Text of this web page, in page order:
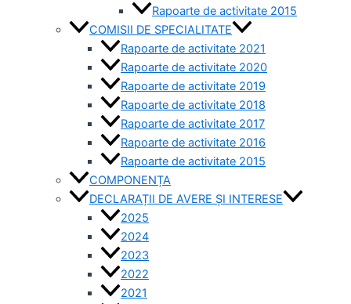
Rapoarte de activitate 2015
COMISII DE SPECIALITATE
Rapoarte de activitate 2021
Rapoarte de activitate 2020
Rapoarte de activitate 2019
Rapoarte de activitate 2018
Rapoarte de activitate 2017
Rapoarte de activitate 2016
Rapoarte de activitate 2015
COMPONENȚA
DECLARAȚII DE AVERE ȘI INTERESE
2025
2024
2023
2022
2021